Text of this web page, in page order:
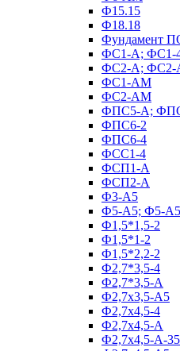
Ф15.15
Ф18.18
Фундамент
ФС1-А; ФС1-
ФС2-А; ФС2-
ФС1-АМ
ФС2-АМ
ФПС5-А;
ФПС6-2
ФПС6-4
ФСС1-4
ФСП1-А
ФСП2-А
Ф3-А5
Ф5-А5; Ф5-
Ф1,5*1,5-2
Ф1,5*1-2
Ф1,5*2,2-2
Ф2,7*3,5-4
Ф2,7*3,5-А
Ф2,7х3,5-А5
Ф2,7х4,5-4
Ф2,7х4,5-А
Ф2,7х4,5-А-